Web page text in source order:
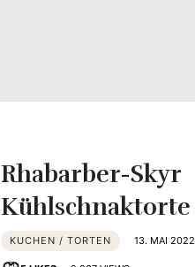
Rhabarber-Skyr
Kühlschnaktorte
KUCHEN / TORTEN 13. MAI 2022